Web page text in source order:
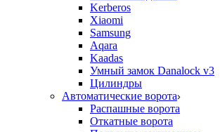
Kerberos
Xiaomi
Samsung
Aqara
Kaadas
Умный замок Danalock v3
Цилиндры
Автоматические ворота
Распашные ворота
Откатные ворота